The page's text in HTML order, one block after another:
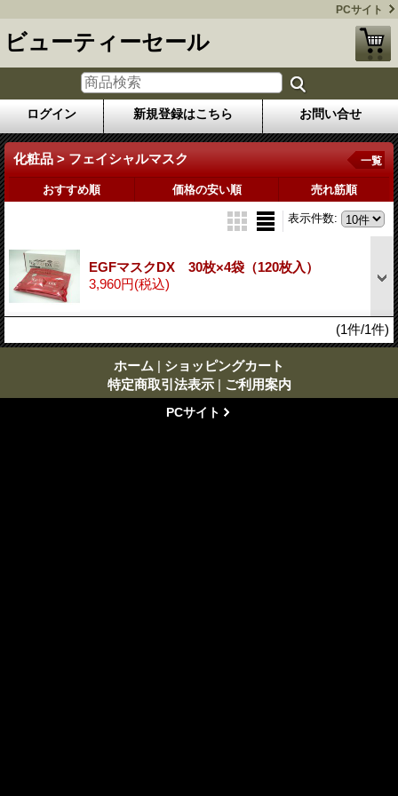
PCサイト
ビューティーセール
ログイン 新規登録はこちら お問い合せ
化粧品 > フェイシャルマスク 一覧
おすすめ順 価格の安い順 売れ筋順
表示件数:
EGFマスクDX 30枚×4袋（120枚入）
3,960円(税込)
(1件/1件)
ホーム | ショッピングカート
特定商取引法表示 | ご利用案内
PCサイト